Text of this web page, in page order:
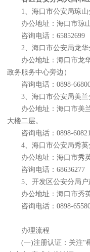
1、海口市公安局琼山
办公地址：海口市琼山
咨询电话：65852699
2、海口市公安局龙华
办公地址：海口市龙华
政务服务中心旁边）
咨询电话：0898-
3、海口市公安局美兰
办公地址：海口市美兰
大楼二层。
咨询电话：0898-
4、海口市公安局秀英
办公地址：海口市秀英
咨询电话：68636277
5、开发区公安分局户
办公地址：海口市秀英
咨询电话：0898-
办理流程
(一)注册认证：关注“椰